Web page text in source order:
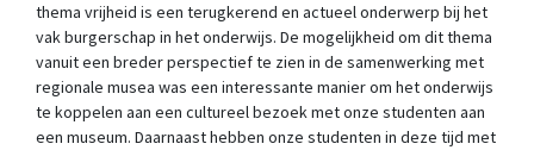
thema vrijheid is een terugkerend en actueel onderwerp bij het
vak burgerschap in het onderwijs. De mogelijkheid om dit thema
vanuit een breder perspectief te zien in de samenwerking met
regionale musea was een interessante manier om het onderwijs
te koppelen aan een cultureel bezoek met onze studenten aan
een museum. Daarnaast hebben onze studenten in deze tijd met